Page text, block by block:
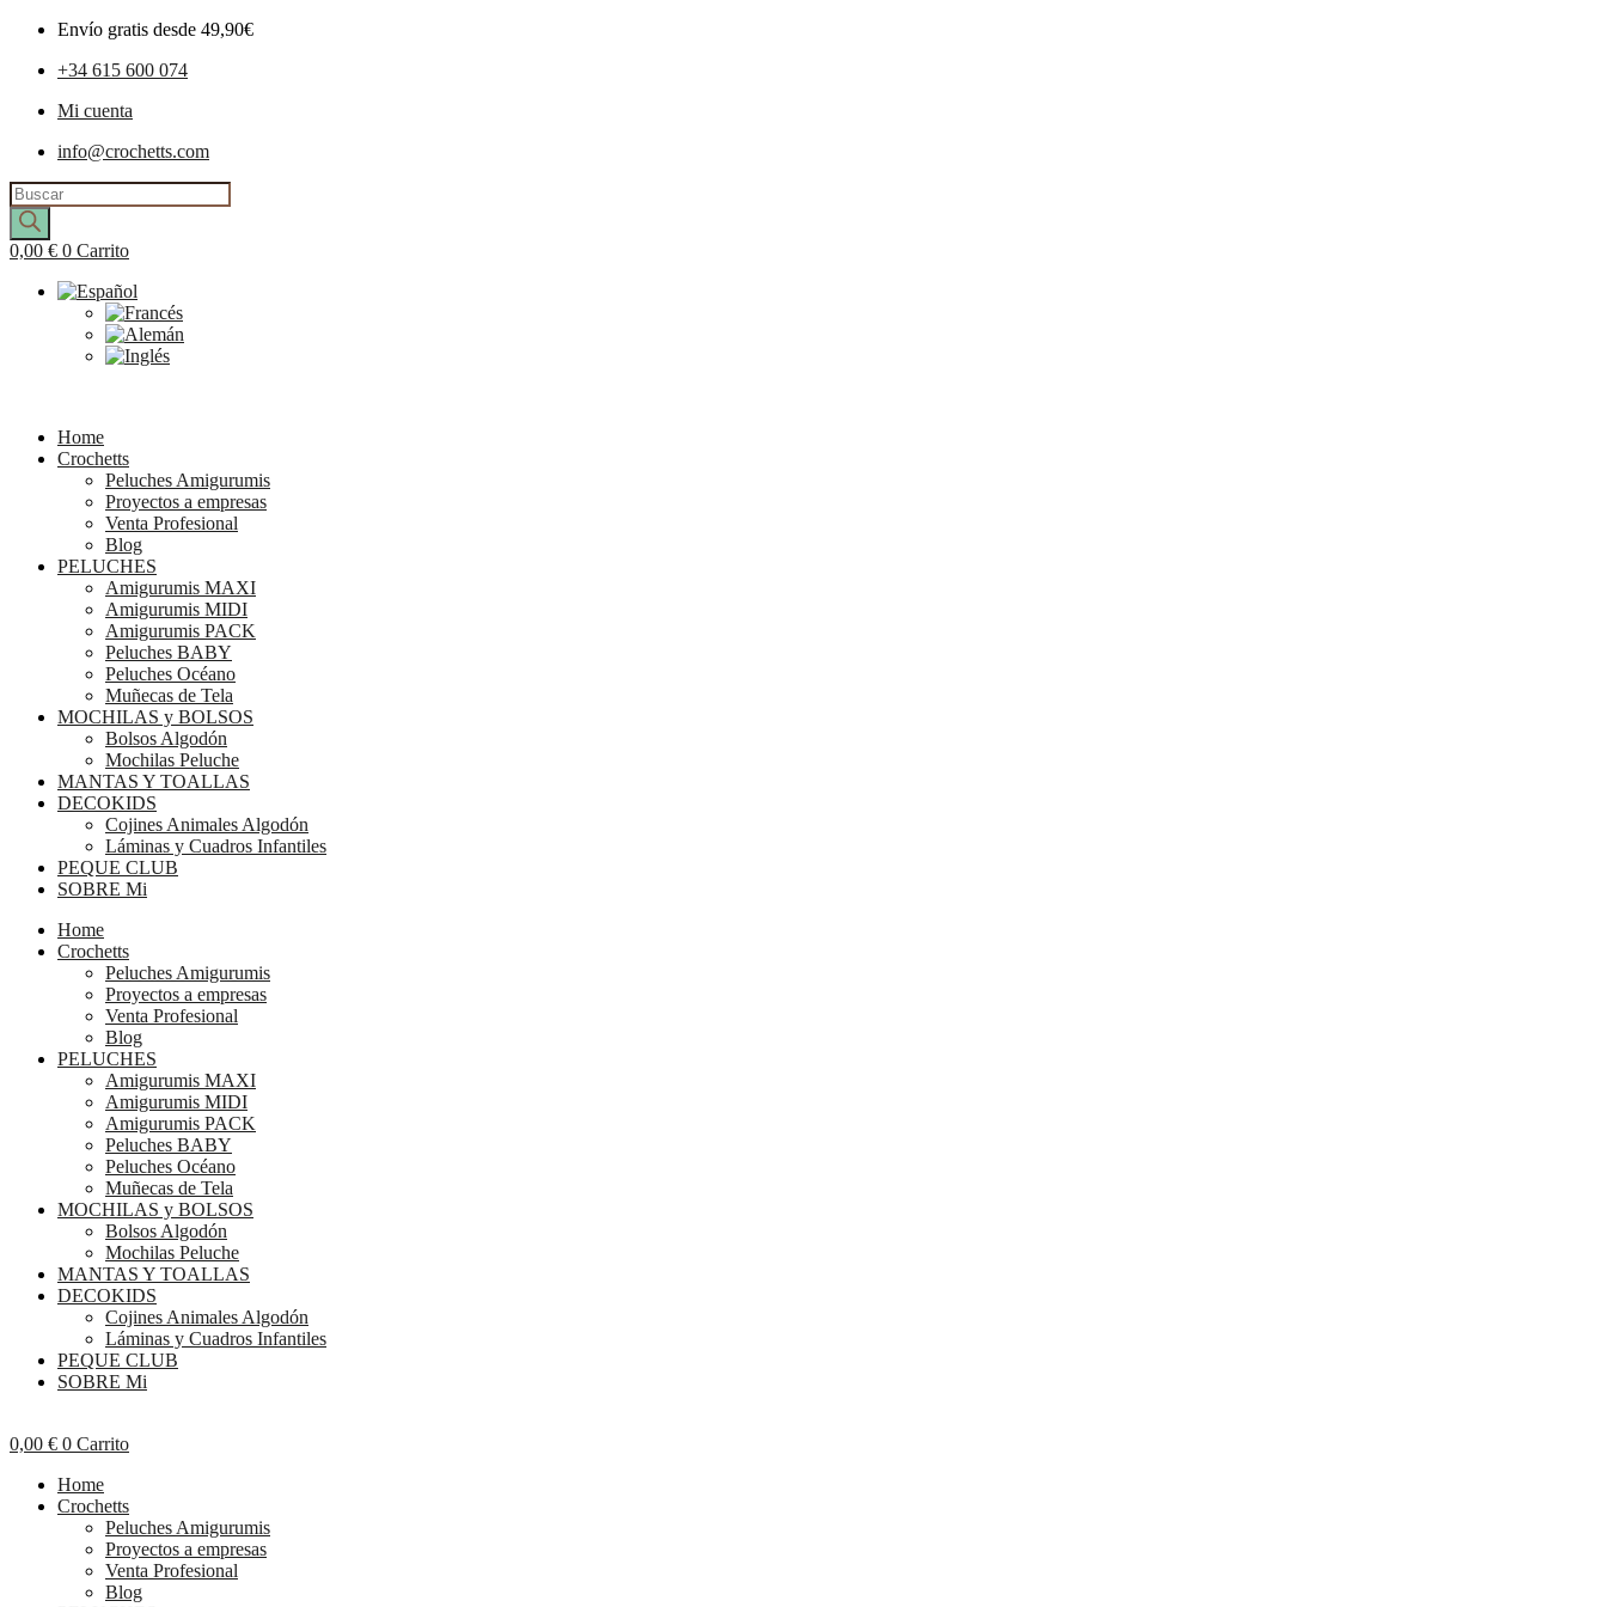
Envío gratis desde 49,90€
+34 615 600 074
Mi cuenta
info@crochetts.com
Búsqueda
de
productos
0,00 € 0 Carrito
Home
Crochetts
Peluches Amigurumis
Proyectos a empresas
Venta Profesional
Blog
PELUCHES
Amigurumis MAXI
Amigurumis MIDI
Amigurumis PACK
Peluches BABY
Peluches Océano
Muñecas de Tela
MOCHILAS y BOLSOS
Bolsos Algodón
Mochilas Peluche
MANTAS Y TOALLAS
DECOKIDS
Cojines Animales Algodón
Láminas y Cuadros Infantiles
PEQUE CLUB
SOBRE Mi
Home
Crochetts
Peluches Amigurumis
Proyectos a empresas
Venta Profesional
Blog
PELUCHES
Amigurumis MAXI
Amigurumis MIDI
Amigurumis PACK
Peluches BABY
Peluches Océano
Muñecas de Tela
MOCHILAS y BOLSOS
Bolsos Algodón
Mochilas Peluche
MANTAS Y TOALLAS
DECOKIDS
Cojines Animales Algodón
Láminas y Cuadros Infantiles
PEQUE CLUB
SOBRE Mi
0,00 € 0 Carrito
Home
Crochetts
Peluches Amigurumis
Proyectos a empresas
Venta Profesional
Blog